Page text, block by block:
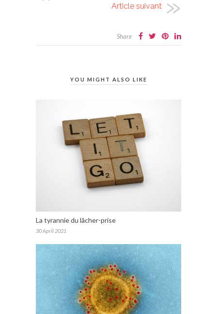
Article suivant
Share
YOU MIGHT ALSO LIKE
La tyrannie du lâcher-prise
30 April 2021